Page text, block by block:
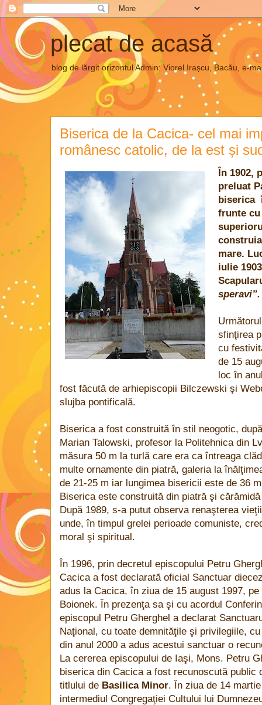
plecat de acasă
blog de lărgit orizontul Admin: Viorel Irașcu, Bacău, e-
Biserica de la Cacica- cel mai
românesc catolic, de la est și
În 1902,
preluat
biserica
frunte
mare.
iulie
sfinţirea
cu
de 15
loc în
fost făcută de arhiepiscopii Bilczewski şi
slujba pontificală.
Biserica a fost construită în stil neogotic,
Marian Talowski, profesor la Politehnica din
măsura 50 m la turlă care era ca întreaga
multe ornamente din piatră, galeria la
de 21-25 m iar lungimea bisericii este de 36
Biserica este construită din piatră şi
După 1989, s-a putut observa renaşterea
unde, în timpul grelei perioade comuniste,
moral şi spiritual.
În 1996, prin decretul episcopului Petru
Cacica a fost declarată oficial Sanctuar
adus la Cacica, în ziua de 15 august 1997,
Boionek. În prezenţa sa şi cu acordul
episcopul Petru Gherghel a declarat
Naţional, cu toate demnităţile şi privilegiile,
din anul 2000 a adus acestui sanctuar o
La cererea episcopului de Iaşi, Mons. Petru
biserica din Cacica a fost recunoscută public
titlului de Basilica Minor. În ziua de 14
intermediul Congregaţiei Cultului lui